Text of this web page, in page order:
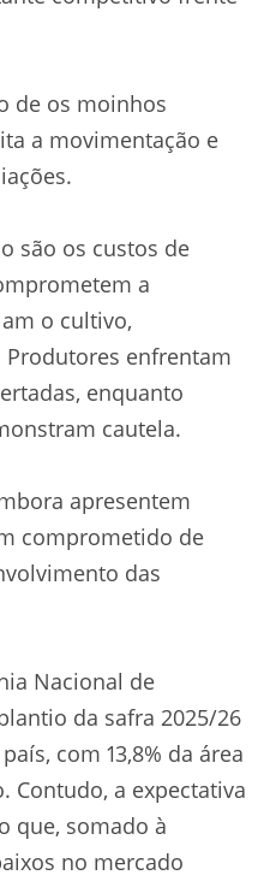
de os moinhos
a movimentação e
são os custos de
a
o cultivo,
enfrentam
enquanto
cautela.
apresentem
comprometido de
das
Nacional de
da safra 2025/26
com 13,8% da área
Contudo, a expectativa
que, somado à
no mercado